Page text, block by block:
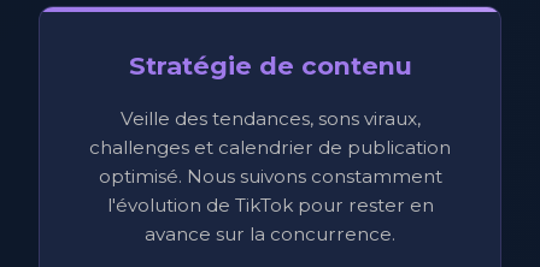
Stratégie de contenu
Veille des tendances, sons viraux,
challenges et calendrier de publication
optimisé. Nous suivons constamment
l'évolution de TikTok pour rester en
avance sur la concurrence.